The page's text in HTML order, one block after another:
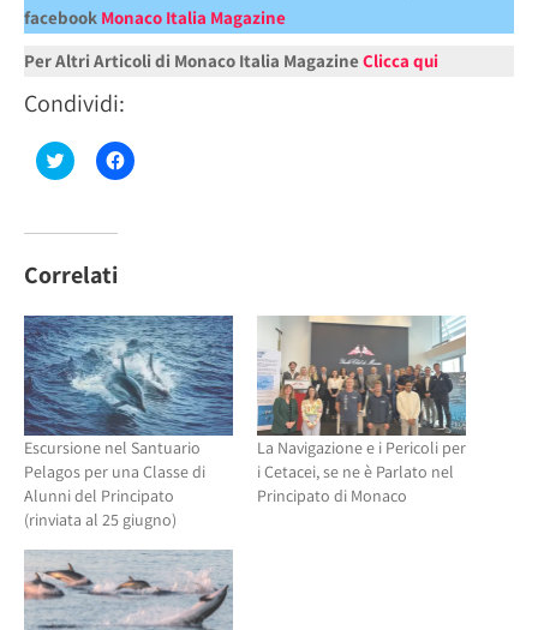
facebook Monaco Italia Magazine
Per Altri Articoli di Monaco Italia Magazine Clicca qui
Condividi:
Fai
clic
su
(Si
apre
una
nuova
finestra)
Fai
clic
nuova
finestra)
Correlati
Escursione nel Santuario
Pelagos per una Classe di
Alunni del Principato
(rinviata al 25 giugno)
La Navigazione e i Pericoli per
i Cetacei, se ne è Parlato nel
Principato di Monaco